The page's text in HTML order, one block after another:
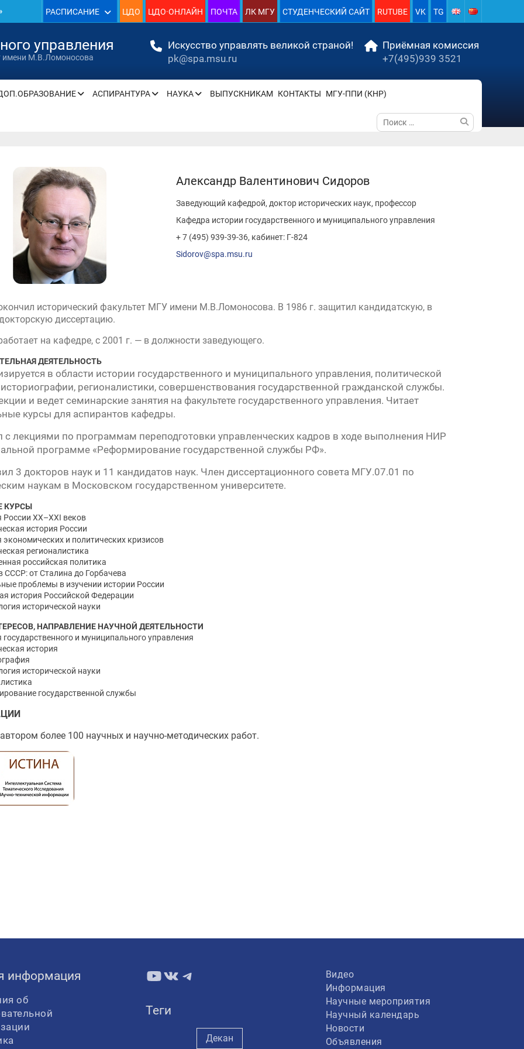
—
РАСПИСАНИЕ ЦДО ЦДО·ОНЛАЙН ПОЧТА ЛК МГУ СТУДЕНЧЕСКИЙ САЙТ RUTUBE VK TG
управления
имени М.В.Ломоносова
Искусство управлять великой страной!
pk@spa.msu.ru
Приёмная комиссия
+7(495)939 3521
АСПИРАНТУРА НАУКА ВЫПУСКНИКАМ КОНТАКТЫ МГУ-ППИ (КНР)
Поиск
по:
Александр Валентинович Сидоров
Заведующий кафедрой, доктор исторических наук, профессор
Кафедра истории государственного и муниципального управления
+ 7 (495) 939-39-36, кабинет: Г-824
Sidorov@spa.msu.ru
исторический факультет МГУ имени М.В.Ломоносова. В 1986 г. защитил кандидатскую, в
диссертацию.
на кафедре, с 2001 г. — в должности заведующего.
ДЕЯТЕЛЬНОСТЬ
в области истории государственного и муниципального управления, политической
регионалистики, совершенствования государственной гражданской службы.
и ведет семинарские занятия на факультете государственного управления. Читает
курсы для аспирантов кафедры.
с лекциями по программам переподготовки управленческих кадров в ходе выполнения НИР
программе «Реформирование государственной службы РФ».
3 докторов наук и 11 кандидатов наук. Член диссертационного совета МГУ.07.01 по
наукам в Московском государственном университете.
КУРСЫ
России ХХ–ХХI веков
история России
экономических и политических кризисов
регионалистика
российская политика
СССР: от Сталина до Горбачева
проблемы в изучении истории России
история Российской Федерации
исторической науки
НАПРАВЛЕНИЕ НАУЧНОЙ ДЕЯТЕЛЬНОСТИ
государственного и муниципального управления
история
исторической науки
государственной службы
более 100 научных и научно-методических работ.
информация
об
YouTube
ВКонтакте
Telegram
Теги
Декан
Видео
Информация
Научные мероприятия
Научный календарь
Новости
Объявления